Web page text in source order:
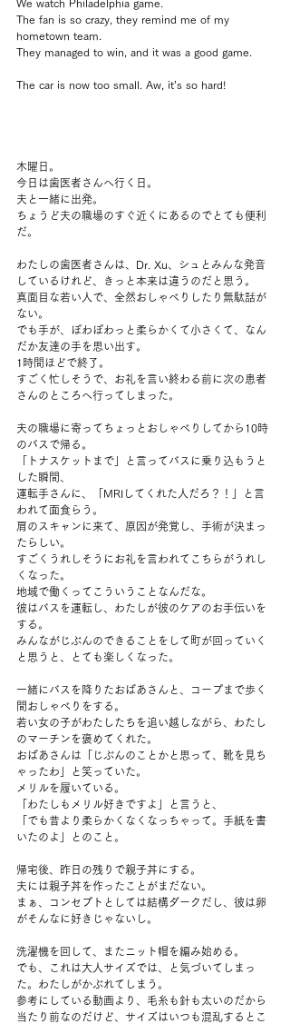
We watch Philadelphia game.
The fan is so crazy, they remind me of my
hometown team.
They managed to win, and it was a good game.
The car is now too small. Aw, it’s so hard!
木曜日。
今日は歯医者さんへ行く日。
夫と一緒に出発。
ちょうど夫の職場のすぐ近くにあるのでとても便利
だ。
わたしの歯医者さんは、Dr. Xu、シュとみんな発音
しているけれど、きっと本来は違うのだと思う。
真面目な若い人で、全然おしゃべりしたり無駄話が
ない。
でも手が、ぽわぽわっと柔らかくて小さくて、なん
だか友達の手を思い出す。
1時間ほどで終了。
すごく忙しそうで、お礼を言い終わる前に次の患者
さんのところへ行ってしまった。
夫の職場に寄ってちょっとおしゃべりしてから10時
のバスで帰る。
「トナスケットまで」と言ってバスに乗り込もうと
した瞬間、
運転手さんに、「MRIしてくれた人だろ？！」と言
われて面食らう。
肩のスキャンに来て、原因が発覚し、手術が決まっ
たらしい。
すごくうれしそうにお礼を言われてこちらがうれし
くなった。
地域で働くってこういうことなんだな。
彼はバスを運転し、わたしが彼のケアのお手伝いを
する。
みんながじぶんのできることをして町が回っていく
と思うと、とても楽しくなった。
一緒にバスを降りたおばあさんと、コープまで歩く
間おしゃべりをする。
若い女の子がわたしたちを追い越しながら、わたし
のマーチンを褒めてくれた。
おばあさんは「じぶんのことかと思って、靴を見ち
ゃったわ」と笑っていた。
メリルを履いている。
「わたしもメリル好きですよ」と言うと、
「でも昔より柔らかくなくなっちゃって。手紙を書
いたのよ」とのこと。
帰宅後、昨日の残りで親子丼にする。
夫には親子丼を作ったことがまだない。
まぁ、コンセプトとしては結構ダークだし、彼は卵
がそんなに好きじゃないし。
洗濯機を回して、またニット帽を編み始める。
でも、これは大人サイズでは、と気づいてしまっ
た。わたしがかぶれてしまう。
参考にしている動画より、毛糸も針も太いのだから
当たり前なのだけど、サイズはいつも混乱するとこ